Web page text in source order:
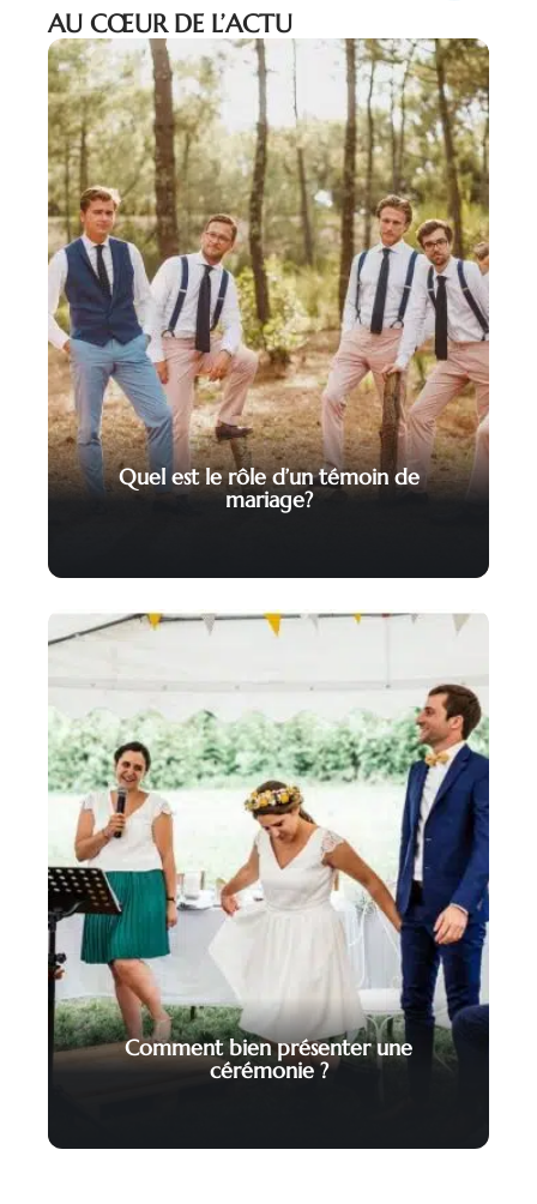
AU CŒUR DE L’ACTU
Quel est le rôle d’un témoin de
mariage?
Comment bien présenter une
cérémonie ?